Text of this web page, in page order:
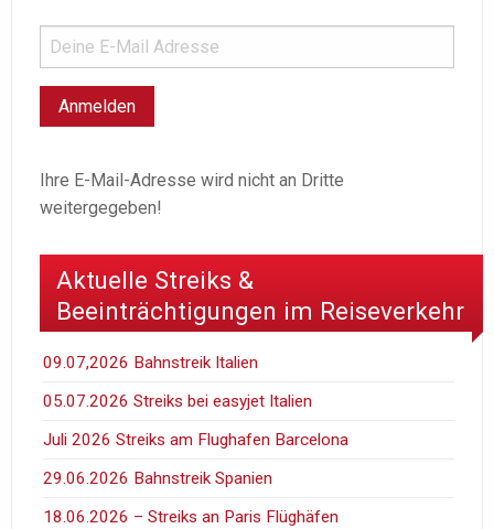
Ihre E-Mail-Adresse wird nicht an Dritte
weitergegeben!
Aktuelle Streiks &
Beeinträchtigungen im Reiseverkehr
09.07,2026 Bahnstreik Italien
05.07.2026 Streiks bei easyjet Italien
Juli 2026 Streiks am Flughafen Barcelona
29.06.2026 Bahnstreik Spanien
18.06.2026 – Streiks an Paris Flüghäfen